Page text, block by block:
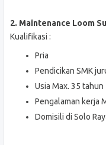
2. Maintenance Loom
Kualifikasi :
Pria
Pendicikan SMK
Usia Max. 35 tahun
Pengalaman kerja
Domisili di Solo